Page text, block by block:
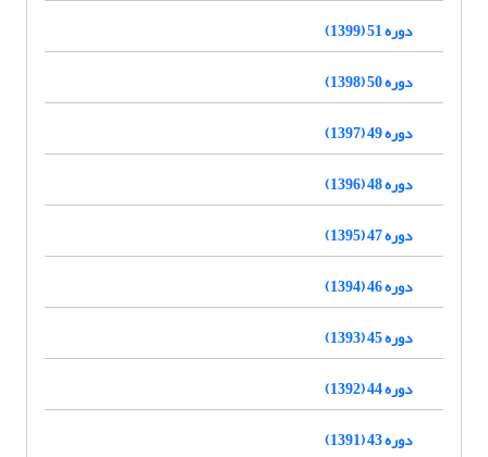
دوره 51 (1399)
دوره 50 (1398)
دوره 49 (1397)
دوره 48 (1396)
دوره 47 (1395)
دوره 46 (1394)
دوره 45 (1393)
دوره 44 (1392)
دوره 43 (1391)